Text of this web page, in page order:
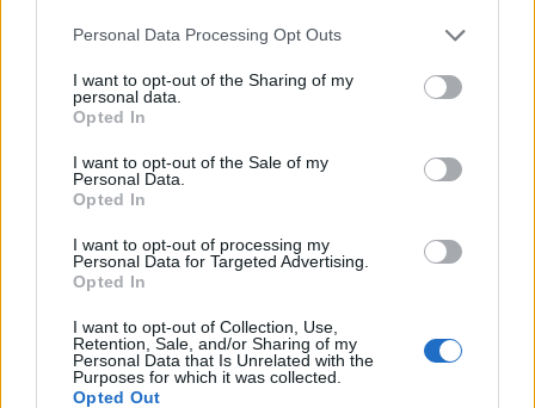
Personal Data Processing Opt Outs
I want to opt-out of the Sharing of my
personal data.
Opted In
I want to opt-out of the Sale of my
Personal Data.
Opted In
I want to opt-out of processing my
Personal Data for Targeted Advertising.
Opted In
I want to opt-out of Collection, Use,
Retention, Sale, and/or Sharing of my
Personal Data that Is Unrelated with the
Purposes for which it was collected.
Opted Out
sairauslomatodistuksia – neljälle
ei maksettu sairausajan palkkaa
3
UUTISET